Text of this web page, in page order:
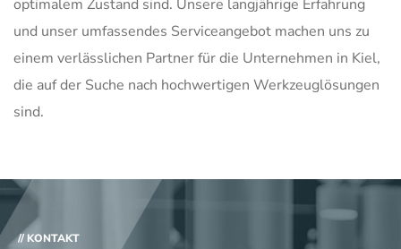
optimalem Zustand sind. Unsere langjährige Erfahrung
und unser umfassendes Serviceangebot machen uns zu
einem verlässlichen Partner für die Unternehmen in Kiel,
die auf der Suche nach hochwertigen Werkzeuglösungen
sind.
// KONTAKT